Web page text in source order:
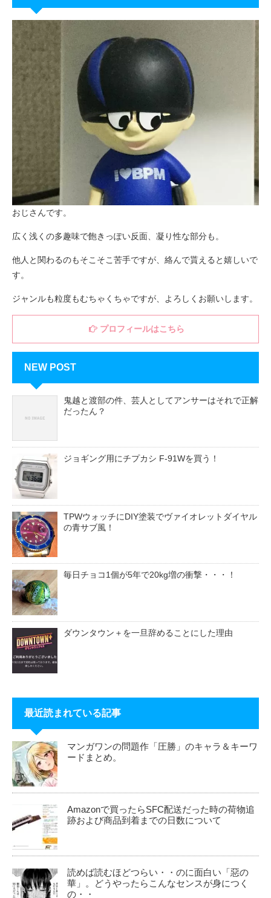
おじさんです。
広く浅くの多趣味で飽きっぽい反面、凝り性な部分も。
他人と関わるのもそこそこ苦手ですが、絡んで貰えると嬉しいで
す。
ジャンルも粒度もむちゃくちゃですが、よろしくお願いします。
プロフィールはこちら
NEW POST
鬼越と渡部の件、芸人としてアンサーはそれで正解
だったん？
ジョギング用にチプカシ F-91Wを買う！
TPWウォッチにDIY塗装でヴァイオレットダイヤル
の青サブ風！
毎日チョコ1個が5年で20kg増の衝撃・・・！
ダウンタウン＋を一旦辞めることにした理由
最近読まれている記事
マンガワンの問題作「圧勝」のキャラ＆キーワ
ードまとめ。
Amazonで買ったらSFC配送だった時の荷物追
跡および商品到着までの日数について
読めば読むほどつらい・・のに面白い「惡の
華」。どうやったらこんなセンスが身につく
の・・